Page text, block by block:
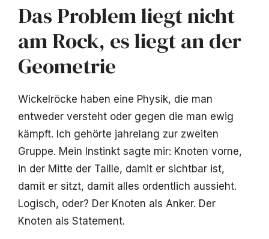
Das Problem liegt nicht
am Rock, es liegt an der
Geometrie
Wickelröcke haben eine Physik, die man
entweder versteht oder gegen die man ewig
kämpft. Ich gehörte jahrelang zur zweiten
Gruppe. Mein Instinkt sagte mir: Knoten vorne,
in der Mitte der Taille, damit er sichtbar ist,
damit er sitzt, damit alles ordentlich aussieht.
Logisch, oder? Der Knoten als Anker. Der
Knoten als Statement.